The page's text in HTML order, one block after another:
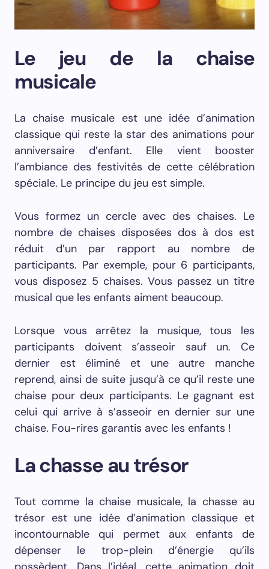
Le jeu de la chaise
musicale
La chaise musicale est une idée d’animation
classique qui reste la star des animations pour
anniversaire d’enfant. Elle vient booster
l’ambiance des festivités de cette célébration
spéciale. Le principe du jeu est simple.
Vous formez un cercle avec des chaises. Le
nombre de chaises disposées dos à dos est
réduit d’un par rapport au nombre de
participants. Par exemple, pour 6 participants,
vous disposez 5 chaises. Vous passez un titre
musical que les enfants aiment beaucoup.
Lorsque vous arrêtez la musique, tous les
participants doivent s’asseoir sauf un. Ce
dernier est éliminé et une autre manche
reprend, ainsi de suite jusqu’à ce qu’il reste une
chaise pour deux participants. Le gagnant est
celui qui arrive à s’asseoir en dernier sur une
chaise. Fou-rires garantis avec les enfants !
La chasse au trésor
Tout comme la chaise musicale, la chasse au
trésor est une idée d’animation classique et
incontournable qui permet aux enfants de
dépenser le trop-plein d’énergie qu’ils